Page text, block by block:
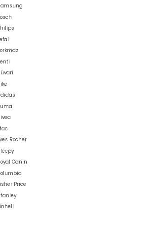
Rocher
Canin
Price